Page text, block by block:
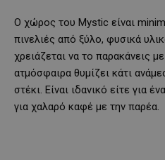
Ο χώρος του Mystic είναι
πινελιές από ξύλο, φυσικά
χρειάζεται να το παρακάνεις
ατμόσφαιρα θυμίζει κάτι
στέκι. Είναι ιδανικό είτε για
για χαλαρό καφέ με την παρέα.